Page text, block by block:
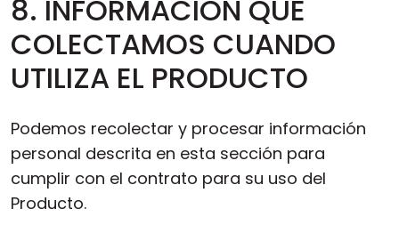
8. INFORMACIÓN QUE
COLECTAMOS CUANDO
UTILIZA EL PRODUCTO
Podemos recolectar y procesar información
personal descrita en esta sección para
cumplir con el contrato para su uso del
Producto.